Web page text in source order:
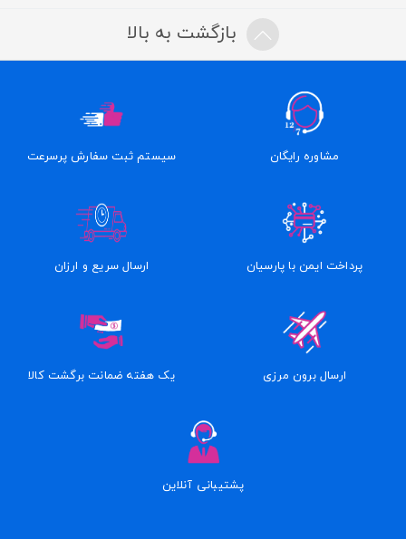
بازگشت به بالا
مشاوره رایگان سیستم ثبت سفارش پرسرعت
پرداخت ایمن با پارسیان ارسال سریع و ارزان
ارسال برون مرزی یک هفته ضمانت برگشت کالا
پشتیبانی آنلاین